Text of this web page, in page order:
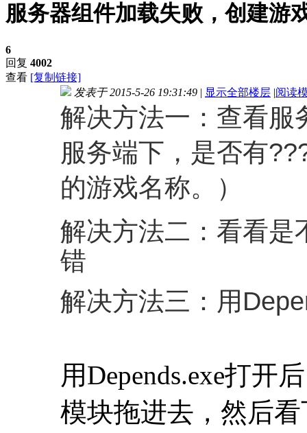
服务器组件加载失败，创建游
6
回复 4002
查看 [复制链接]
发表于 2015-5-26 19:31:49 | 显示全部楼层 |阅读
解决方法一：查看服
服务端下，是否有
的游戏名称。）
解决方法二：看看是
错
解决方法三：用
用Depends.exe打开
模块拖进去，然后